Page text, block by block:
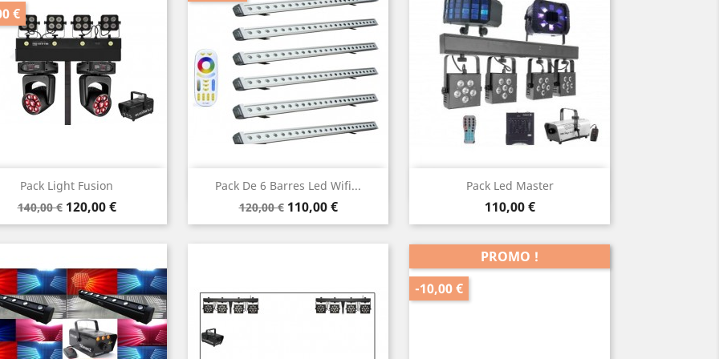
Pack Light Fusion
Prix
de
140,00 € Prix
120,00 €
€
Aperçu rapide Pack De 6 Barres Led Wifi...
Prix
de
120,00 € Prix
110,00 €
Aperçu rapide Pack Led Master
Prix
110,00 €
Aperçu rapide
PROMO !
-10,00 €